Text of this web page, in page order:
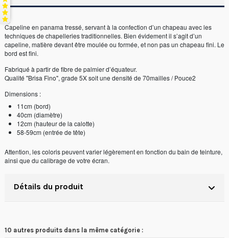
Capeline en panama tressé, servant à la confection d’un chapeau avec les
techniques de chapelleries traditionnelles. Bien évidement il s’agit d’un
capeline, matière devant être moulée ou formée, et non pas un chapeau fini. Le
bord est fini.
Fabriqué à partir de fibre de palmier d’équateur.
Qualité "Brisa Fino", grade 5X soit une densité de 70mailles / Pouce2
Dimensions :
11cm (bord)
40cm (diamètre)
12cm (hauteur de la calotte)
58-59cm (entrée de tête)
Attention, les coloris peuvent varier légèrement en fonction du bain de teinture,
ainsi que du calibrage de votre écran.
Détails du produit
10 autres produits dans la même catégorie :